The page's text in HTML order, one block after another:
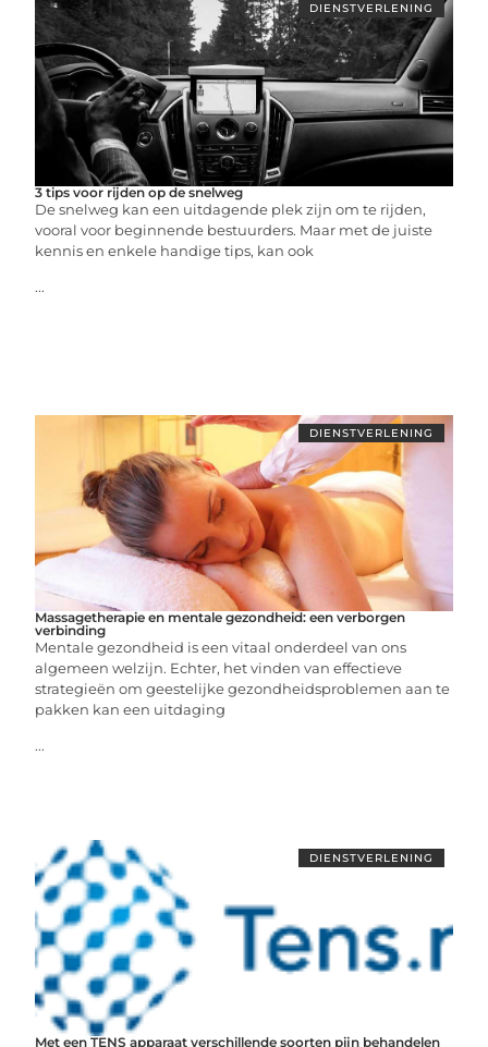
DIENSTVERLENING
3 tips voor rijden op de snelweg
De snelweg kan een uitdagende plek zijn om te rijden,
vooral voor beginnende bestuurders. Maar met de juiste
kennis en enkele handige tips, kan ook
...
DIENSTVERLENING
Massagetherapie en mentale gezondheid: een verborgen
verbinding
Mentale gezondheid is een vitaal onderdeel van ons
algemeen welzijn. Echter, het vinden van effectieve
strategieën om geestelijke gezondheidsproblemen aan te
pakken kan een uitdaging
...
DIENSTVERLENING
Met een TENS apparaat verschillende soorten pijn behandelen